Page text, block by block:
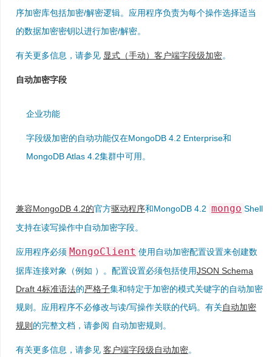
序加密库包括加密/解密逻辑。应用程序负责为每个操作选择适当
的数据加密密钥以进行加密/解密。
有关更多信息，请参见 显式（手动）客户端字段级加密。
自动加密字段
企业功能
字段级加密的自动功能仅在MongoDB 4.2 Enterprise和
MongoDB Atlas 4.2集群中可用。
兼容MongoDB 4.2的官方驱动程序和MongoDB 4.2 mongo Shell
支持在读写操作中自动加密字段。
应用程序必须 MongoClient 使用自动加密配置设置来创建数
据库连接对象（例如 ）。配置设置必须包括使用JSON Schema
Draft 4标准语法的严格子集和特定于加密的模式关键字的自动加密
规则。应用程序不必修改与读/写操作关联的代码。有关自动加密
规则 的完整文档，请参阅 自动加密规则。
有关更多信息，请参见 客户端字段级自动加密。